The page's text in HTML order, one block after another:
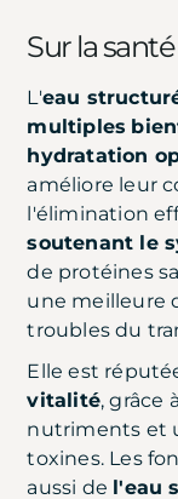
Sur la
L'eau
multiples
hydratation
améliore leur
l'élimination
soutenant le
de protéines
une meilleure
troubles du
Elle est
vitalité, grâce
nutriments et
toxines. Les
aussi de l'eau